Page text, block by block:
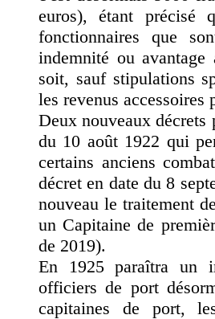
euros), étant précisé
fonctionnaires que
indemnité ou avantage
soit, sauf stipulations
les revenus accessoires
Deux nouveaux décrets
du 10 août 1922 qui
certains anciens
décret en date du 8
nouveau le traitement
un Capitaine de
de 2019).
En 1925 paraîtra un
officiers de port
capitaines de port,